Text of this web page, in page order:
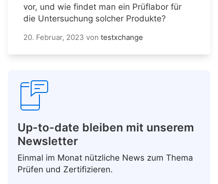
vor, und wie findet man ein Prüflabor für
die Untersuchung solcher Produkte?
20. Februar, 2023 von testxchange
Up-to-date bleiben mit unserem
Newsletter
Einmal im Monat nützliche News zum Thema
Prüfen und Zertifizieren.